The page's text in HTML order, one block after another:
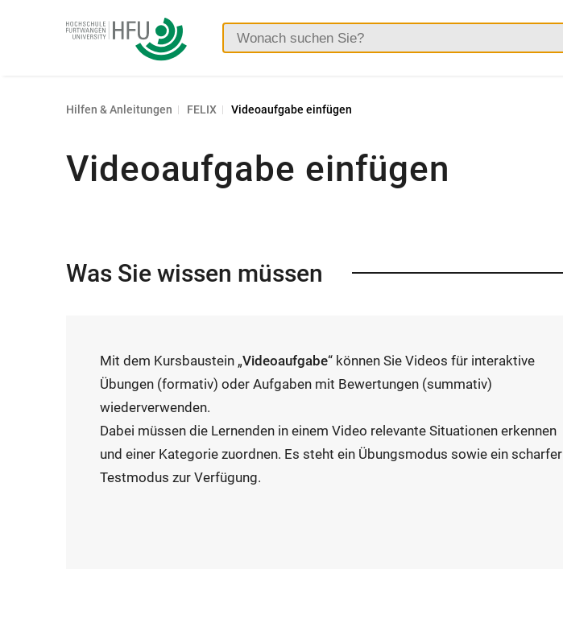
Hochschule
Furtwangen
Hilfen & Anleitungen FELIX Videoaufgabe einfügen
Videoaufgabe einfügen
Was Sie wissen müssen
Mit dem Kursbaustein „Videoaufgabe“ können Sie Videos für interaktive
Übungen (formativ) oder Aufgaben mit Bewertungen (summativ)
wiederverwenden.
Dabei müssen die Lernenden in einem Video relevante Situationen erkennen
und einer Kategorie zuordnen. Es steht ein Übungsmodus sowie ein scharfer
Testmodus zur Verfügung.